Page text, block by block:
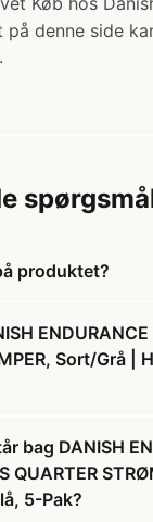
på denne side
produktet?
ENDURANCE
Sort/Grå |
bag DANISH
QUARTER
5-Pak?